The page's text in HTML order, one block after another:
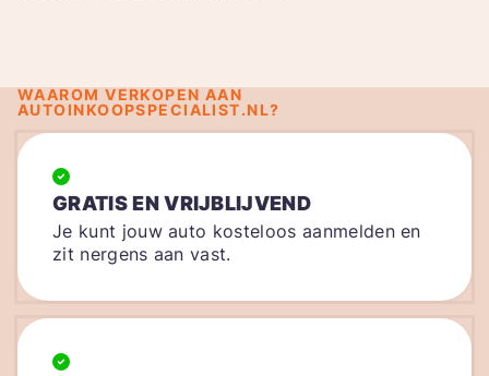
WAAROM VERKOPEN AAN
AUTOINKOOPSPECIALIST.NL?
GRATIS EN VRIJBLIJVEND
Je kunt jouw auto kosteloos aanmelden en
zit nergens aan vast.